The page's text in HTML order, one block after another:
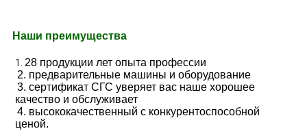
Наши преимущества
1. 28 продукции лет опыта профессии
2. предварительные машины и оборудование
3. сертификат СГС уверяет вас наше хорошее
качество и обслуживает
4. высококачественный с конкурентоспособной
ценой.